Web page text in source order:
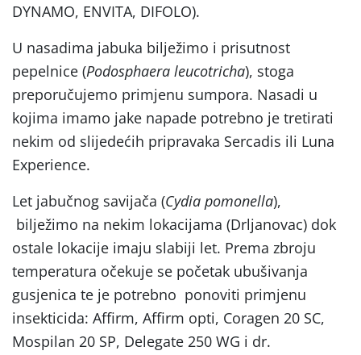
DYNAMO, ENVITA, DIFOLO).
U nasadima jabuka bilježimo i prisutnost
pepelnice (Podosphaera leucotricha), stoga
preporučujemo primjenu sumpora. Nasadi u
kojima imamo jake napade potrebno je tretirati
nekim od slijedećih pripravaka Sercadis ili Luna
Experience.
Let jabučnog savijača (Cydia pomonella),
bilježimo na nekim lokacijama (Drljanovac) dok
ostale lokacije imaju slabiji let. Prema zbroju
temperatura očekuje se početak ubušivanja
gusjenica te je potrebno ponoviti primjenu
insekticida: Affirm, Affirm opti, Coragen 20 SC,
Mospilan 20 SP, Delegate 250 WG i dr.